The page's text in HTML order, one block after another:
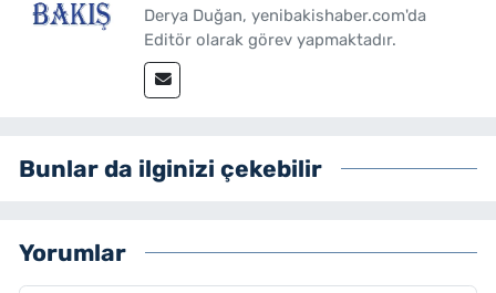
Derya Duğan, yenibakishaber.com'da
Editör olarak görev yapmaktadır.
Bunlar da ilginizi çekebilir
Yorumlar